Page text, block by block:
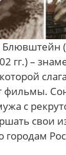
гг.) –
фильмы.
с
свои
городам